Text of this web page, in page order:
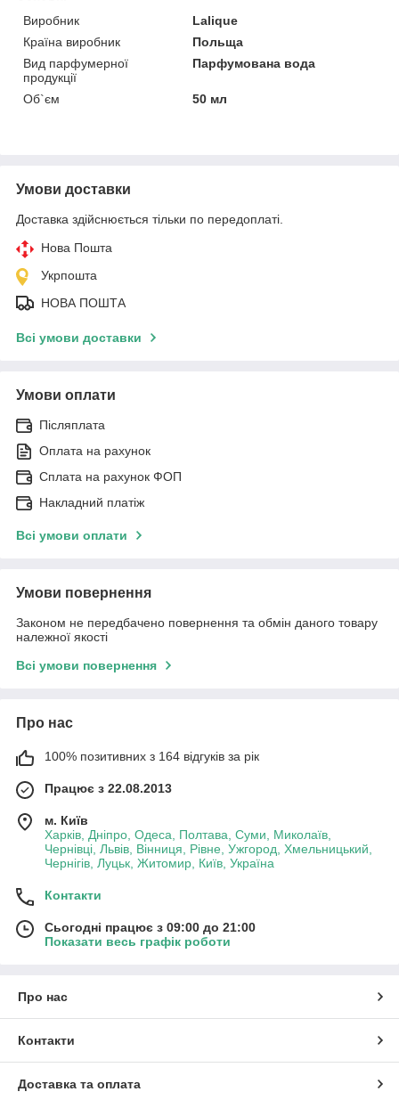
Виробник
Lalique
Країна виробник
Польща
Вид парфумерної
продукції
Парфумована вода
Об`єм 50 мл
Умови доставки
Доставка здійснюється тільки по передоплаті.
Нова Пошта
Укрпошта
НОВА ПОШТА
Всі умови доставки
Умови оплати
Післяплата
Оплата на рахунок
Сплата на рахунок ФОП
Накладний платіж
Всі умови оплати
Умови повернення
Законом не передбачено повернення та обмін даного товару
належної якості
Всі умови повернення
Про нас
100% позитивних з 164 відгуків за рік
Працює з 22.08.2013
м. Київ
Харків, Дніпро, Одеса, Полтава, Суми, Миколаїв,
Чернівці, Львів, Вінниця, Рівне, Ужгород, Хмельницький,
Чернігів, Луцьк, Житомир, Київ, Україна
Контакти
Сьогодні працює з 09:00 до 21:00
Показати весь графік роботи
Про нас
Контакти
Доставка та оплата